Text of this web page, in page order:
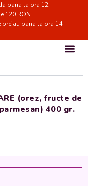
pana la ora 12!
120 RON.
preiau pana la ora 14
(orez, fructe de
400 gr.